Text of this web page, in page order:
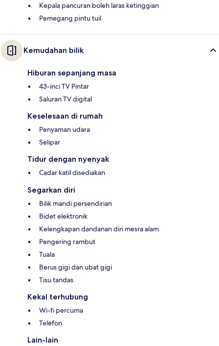
Kepala pancuran boleh laras ketinggian
Pemegang pintu tuil
Kemudahan bilik
Hiburan sepanjang masa
43-inci TV Pintar
Saluran TV digital
Keselesaan di rumah
Penyaman udara
Selipar
Tidur dengan nyenyak
Cadar katil disediakan
Segarkan diri
Bilik mandi persendirian
Bidet elektronik
Kelengkapan dandanan diri mesra alam
Pengering rambut
Tuala
Berus gigi dan ubat gigi
Tisu tandas
Kekal terhubung
Wi-fi percuma
Telefon
Lain-lain